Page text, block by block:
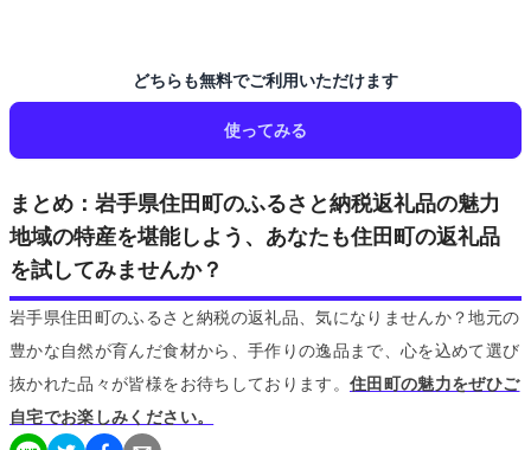
どちらも無料でご利用いただけます
使ってみる
まとめ：岩手県住田町のふるさと納税返礼品の魅力
地域の特産を堪能しよう、あなたも住田町の返礼品
を試してみませんか？
岩手県住田町のふるさと納税の返礼品、気になりませんか？地元の
豊かな自然が育んだ食材から、手作りの逸品まで、心を込めて選び
抜かれた品々が皆様をお待ちしております。 住田町の魅力をぜひご
自宅でお楽しみください。